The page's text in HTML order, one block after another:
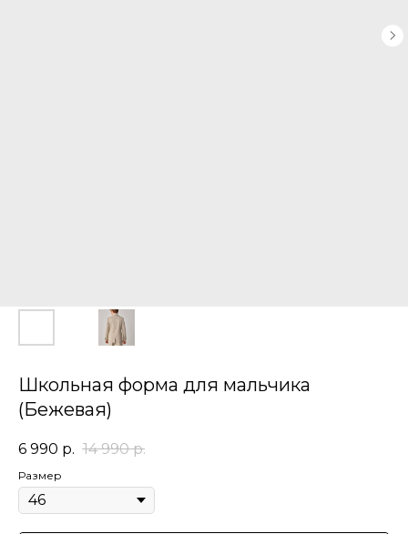
Школьная форма для мальчика
(Бежевая)
6 990 р. 14 990 р.
Размер